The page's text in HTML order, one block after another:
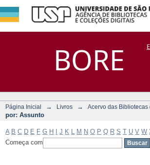
BORE
Filtrar
Assunto
DSpace/Manakin +
Página Inicial → Livros → Acervo das Bibliotecas
por: Assunto
A B C D E F G H J K M N O P Q R S T U V W
Começa com